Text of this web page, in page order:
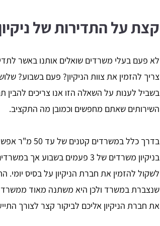
קצת על התדירות של
לא פעם בעלי משרדים שואלים אותנו באשר
צריך להזמין את צוות הניקיון? פעם בשבוע?
בשביל לענות על השאלה הזו אנו צריכים
השירותים שאתם מחפשים וכמובן מה התקציב.
בדרך כלל
לשקול להזמין את חברת הניקיון על בסיס
שנצברת במשרד ולכן היא משתנה מאוד ממשרד
את חברת הניקיון אליכם לביקור קצר לצורך